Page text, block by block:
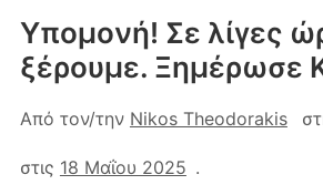
Υπομονή! Σε λίγες
ξέρουμε. Ξημέρωσε
Από τον/την Nikos Theodorakis
στις 18 Μαΐου 2025 .